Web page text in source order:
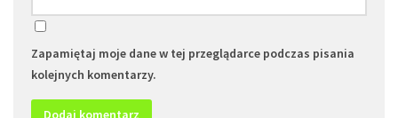
Zapamiętaj moje dane w tej przeglądarce podczas pisania
kolejnych komentarzy.